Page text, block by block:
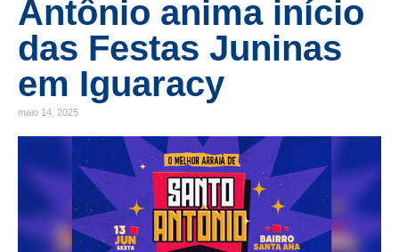
Antônio anima início
das Festas Juninas
em Iguaracy
maio 14, 2025